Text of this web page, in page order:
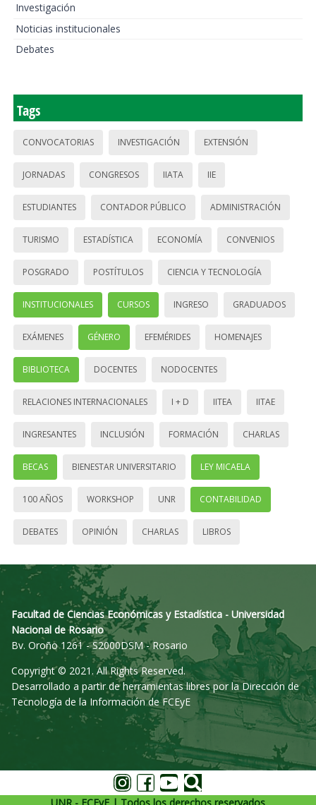
Investigación
Noticias institucionales
Debates
Tags
CONVOCATORIAS INVESTIGACIÓN EXTENSIÓN
JORNADAS CONGRESOS IIATA IIE
ESTUDIANTES CONTADOR PÚBLICO ADMINISTRACIÓN
TURISMO ESTADÍSTICA ECONOMÍA CONVENIOS
POSGRADO POSTÍTULOS CIENCIA Y TECNOLOGÍA
INSTITUCIONALES CURSOS INGRESO GRADUADOS
EXÁMENES GÉNERO EFEMÉRIDES HOMENAJES
BIBLIOTECA DOCENTES NODOCENTES
RELACIONES INTERNACIONALES I + D IITEA IITAE
INGRESANTES INCLUSIÓN FORMACIÓN CHARLAS
BECAS BIENESTAR UNIVERSITARIO LEY MICAELA
100 AÑOS WORKSHOP UNR CONTABILIDAD
DEBATES OPINIÓN CHARLAS LIBROS
Facultad de Ciencias Económicas y Estadística - Universidad
Nacional de Rosario
Bv. Oroño 1261 - S2000DSM - Rosario
Copyright © 2021. All Rights Reserved.
Desarrollado a partir de herramientas libres por la Dirección de
Tecnología de la Información de FCEyE